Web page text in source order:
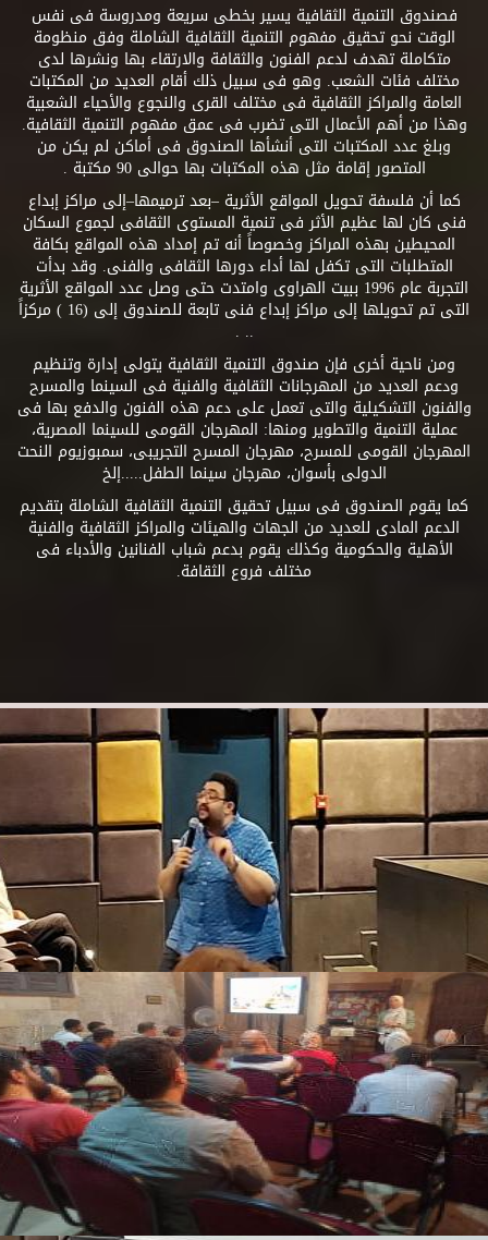
فصندوق التنمية الثقافية يسير بخطى سريعة ومدروسة فى نفس
الوقت نحو تحقيق مفهوم التنمية الثقافية الشاملة وفق منظومة
متكاملة تهدف لدعم الفنون والثقافة والارتقاء بها ونشرها لدى
مختلف فئات الشعب. وهو فى سبيل ذلك أقام العديد من المكتبات
العامة والمراكز الثقافية فى مختلف القرى والنجوع والأحياء الشعبية
وهذا من أهم الأعمال التى تضرب فى عمق مفهوم التنمية الثقافية.
وبلغ عدد المكتبات التى أنشأها الصندوق فى أماكن لم يكن من
المتصور إقامة مثل هذه المكتبات بها حوالى 90 مكتبة .
كما أن فلسفة تحويل المواقع الأثرية –بعد ترميمها–إلى مراكز إبداع
فنى كان لها عظيم الأثر فى تنمية المستوى الثقافى لجموع السكان
المحيطين بهذه المراكز وخصوصاً أنه تم إمداد هذه المواقع بكافة
المتطلبات التى تكفل لها أداء دورها الثقافى والفنى. وقد بدأت
التجربة عام 1996 ببيت الهراوى وامتدت حتى وصل عدد المواقع الأثرية
التى تم تحويلها إلى مراكز إبداع فنى تابعة للصندوق إلى (16 ) مركزاً
.. .
ومن ناحية أخرى فإن صندوق التنمية الثقافية يتولى إدارة وتنظيم
ودعم العديد من المهرجانات الثقافية والفنية فى السينما والمسرح
والفنون التشكيلية والتى تعمل على دعم هذه الفنون والدفع بها فى
عملية التنمية والتطوير ومنها: المهرجان القومى للسينما المصرية،
المهرجان القومى للمسرح، مهرجان المسرح التجريبى، سمبوزيوم النحت
الدولى بأسوان، مهرجان سينما الطفل.....إلخ
كما يقوم الصندوق فى سبيل تحقيق التنمية الثقافية الشاملة بتقديم
الدعم المادى للعديد من الجهات والهيئات والمراكز الثقافية والفنية
الأهلية والحكومية وكذلك يقوم بدعم شباب الفنانين والأدباء فى
مختلف فروع الثقافة.